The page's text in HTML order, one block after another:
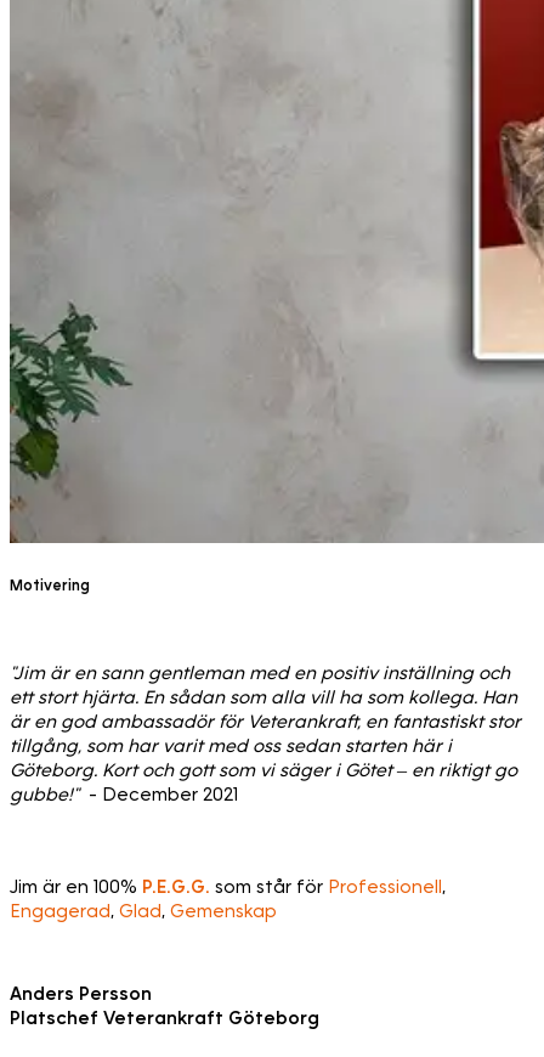
Motivering
"Jim är en sann gentleman med en positiv inställning och
ett stort hjärta. En sådan som alla vill ha som kollega. Han
är en god ambassadör för Veterankraft, en fantastiskt stor
tillgång, som har varit med oss sedan starten här i
Göteborg. Kort och gott som vi säger i Götet – en riktigt go
gubbe!" - December 2021
Jim är en 100% P.E.G.G. som står för Professionell,
Engagerad, Glad, Gemenskap
Anders Persson
Platschef Veterankraft Göteborg